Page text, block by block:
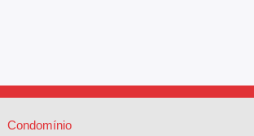
Condomínio